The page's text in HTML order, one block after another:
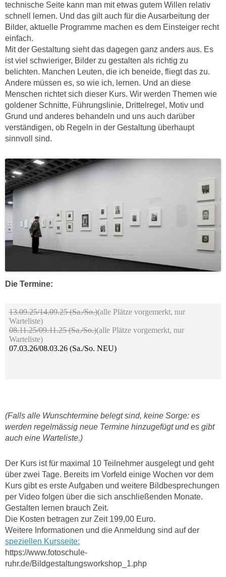
technische Seite kann man mit etwas gutem Willen relativ
schnell lernen. Und das gilt auch für die Ausarbeitung der
Bilder, aktuelle Programme machen es dem Einsteiger recht
einfach.
Mit der Gestaltung sieht das dagegen ganz anders aus. Es
ist viel schwieriger, Bilder zu gestalten als richtig zu
belichten. Manchen Leuten, die ich beneide, fliegt das zu.
Andere müssen es, so wie ich, lernen. Und an diese
Menschen richtet sich dieser Kurs. Wir werden Themen wie
goldener Schnitte, Führungslinie, Drittelregel, Motiv und
Grund und anderes behandeln und uns auch darüber
verständigen, ob Regeln in der Gestaltung überhaupt
sinnvoll sind.
Die Termine:
(Falls alle Wunschtermine belegt sind, keine Sorge: es
werden regelmässig neue Termine hinzugefügt und es gibt
auch eine Warteliste.)
Der Kurs ist für maximal 10 Teilnehmer ausgelegt und geht
über zwei Tage. Bereits im Vorfeld einige Wochen vor dem
Kurs gibt es erste Aufgaben und weitere Bildbesprechungen
per Video folgen über die sich anschließenden Monate.
Gestalten lernen brauch Zeit.
Die Kosten betragen zur Zeit 199,00 Euro.
Weitere Informationen und die Anmeldung sind auf der
speziellen Kursseite:
https://www.fotoschule-
ruhr.de/Bildgestaltungsworkshop_1.php